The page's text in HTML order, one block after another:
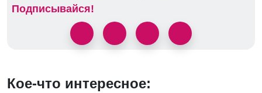
Подписывайся!
Кое-что интересное: